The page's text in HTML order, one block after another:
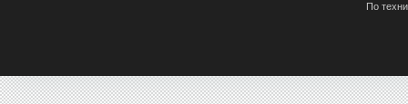
По